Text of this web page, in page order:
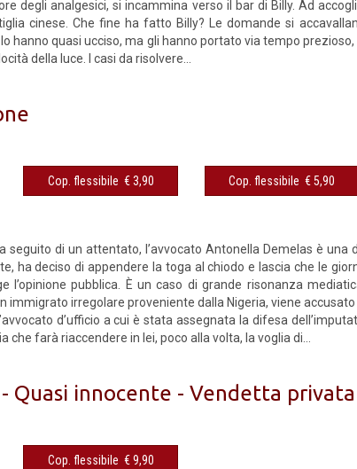
degli analgesici, si incammina verso il bar di Billy. Ad
cinese. Che fine ha fatto Billy? Le domande si
hanno quasi ucciso, ma gli hanno portato via tempo
della luce. I casi da risolvere...
Cop. flessibile € 3,90 Cop. flessibile € 5,90
seguito di un attentato, l’avvocato Antonella Demelas è una
ha deciso di appendere la toga al chiodo e lascia che le
l’opinione pubblica. È un caso di grande risonanza
immigrato irregolare proveniente dalla Nigeria, viene
d’ufficio a cui è stata assegnata la difesa
che farà riaccendere in lei, poco alla volta, la voglia di...
Quasi innocente - Vendetta privata
Cop. flessibile € 9,90